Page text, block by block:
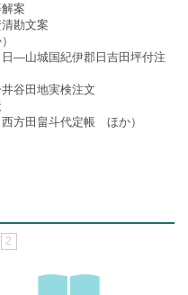
案
勘文案
―山城国紀伊郡日吉田坪付注
谷田地実検注文
方田畠斗代定帳 ほか）
2